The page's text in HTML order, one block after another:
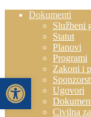
Dokumenti
Službeni
Statut
Planovi
Programi
Zakoni i
Ugovori
Civilna
Open toolbar